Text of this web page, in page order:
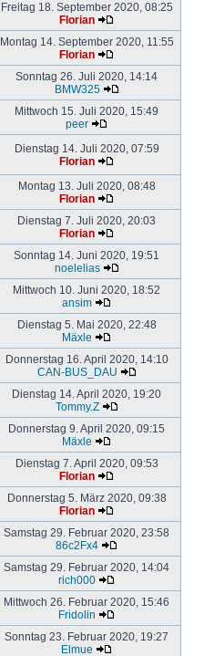
Freitag 18. September 2020, 08:25
Florian
Montag 14. September 2020, 11:55
Florian
Sonntag 26. Juli 2020, 14:14
BMW325
Mittwoch 15. Juli 2020, 15:49
peer
Dienstag 14. Juli 2020, 07:59
Florian
Montag 13. Juli 2020, 08:48
Florian
Dienstag 7. Juli 2020, 20:03
Florian
Sonntag 14. Juni 2020, 19:51
noelelias
Mittwoch 10. Juni 2020, 18:52
ansim
Dienstag 5. Mai 2020, 22:48
Mäxle
Donnerstag 16. April 2020, 14:10
CAN-BUS_DAU
Dienstag 14. April 2020, 19:20
Tommy.Z
Donnerstag 9. April 2020, 09:15
Mäxle
Dienstag 7. April 2020, 09:53
Florian
Donnerstag 5. März 2020, 09:38
Florian
Samstag 29. Februar 2020, 23:58
86c2Fx4
Samstag 29. Februar 2020, 14:04
rich000
Mittwoch 26. Februar 2020, 15:46
Fridolin
Sonntag 23. Februar 2020, 19:27
Elmue